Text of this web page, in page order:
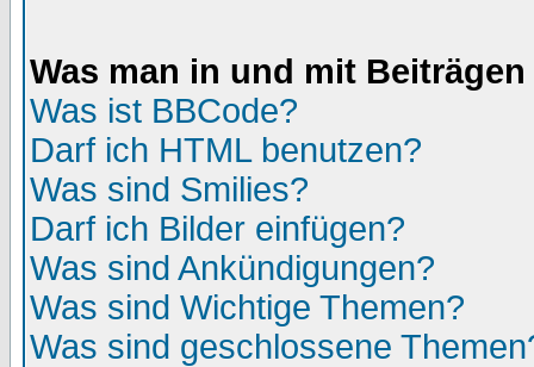
Was man in und mit
Was ist BBCode?
Darf ich HTML benutzen?
Was sind Smilies?
Darf ich Bilder einfügen?
Was sind Ankündigungen?
Was sind Wichtige Themen?
Was sind geschlossene